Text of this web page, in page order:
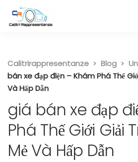
Calitrirappresentanze Blog
bán xe đạp điện – Khám Phá Thế
Và Hấp Dẫn
giá bán xe đạp
Phá Thế Giới Giải
Mẻ Và Hấp Dẫn